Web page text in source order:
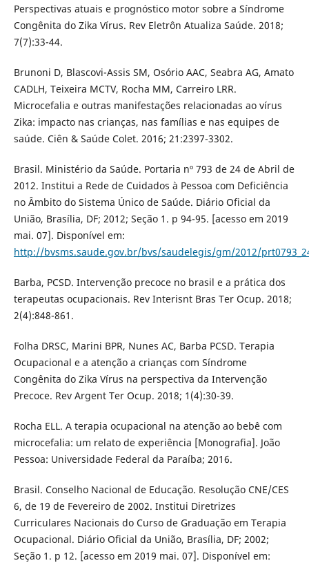
Perspectivas atuais e prognóstico motor sobre a Síndrome
Congênita do Zika Vírus. Rev Eletrôn Atualiza Saúde. 2018;
7(7):33-44.
Brunoni D, Blascovi-Assis SM, Osório AAC, Seabra AG, Amato
CADLH, Teixeira MCTV, Rocha MM, Carreiro LRR.
Microcefalia e outras manifestações relacionadas ao vírus
Zika: impacto nas crianças, nas famílias e nas equipes de
saúde. Ciên & Saúde Colet. 2016; 21:2397-3302.
Brasil. Ministério da Saúde. Portaria nº 793 de 24 de Abril de
2012. Institui a Rede de Cuidados à Pessoa com Deficiência
no Âmbito do Sistema Único de Saúde. Diário Oficial da
União, Brasília, DF; 2012; Seção 1. p 94-95. [acesso em 2019
mai. 07]. Disponível em:
http://bvsms.saude.gov.br/bvs/saudelegis/gm/2012/
Barba, PCSD. Intervenção precoce no brasil e a prática dos
terapeutas ocupacionais. Rev Interisnt Bras Ter Ocup. 2018;
2(4):848-861.
Folha DRSC, Marini BPR, Nunes AC, Barba PCSD. Terapia
Ocupacional e a atenção a crianças com Síndrome
Congênita do Zika Vírus na perspectiva da Intervenção
Precoce. Rev Argent Ter Ocup. 2018; 1(4):30-39.
Rocha ELL. A terapia ocupacional na atenção ao bebê com
microcefalia: um relato de experiência [Monografia]. João
Pessoa: Universidade Federal da Paraíba; 2016.
Brasil. Conselho Nacional de Educação. Resolução CNE/CES
6, de 19 de Fevereiro de 2002. Institui Diretrizes
Curriculares Nacionais do Curso de Graduação em Terapia
Ocupacional. Diário Oficial da União, Brasília, DF; 2002;
Seção 1. p 12. [acesso em 2019 mai. 07]. Disponível em: